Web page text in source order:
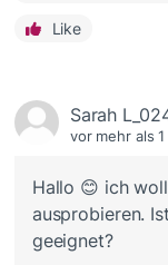
Like
Sarah
vor mehr als
Hallo 😊 ich
ausprobieren.
geeignet?